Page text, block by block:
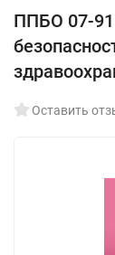
ППБО 07-
Оставить